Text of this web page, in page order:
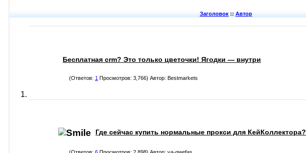
Заголовок :: Автор
Бесплатная crm? Это только цветочки! Ягодки — внутри
(Ответов: 1 Просмотров: 3,766) Автор: Bestmarkets
Где сейчас купить нормальные прокси для КейКоллектора?